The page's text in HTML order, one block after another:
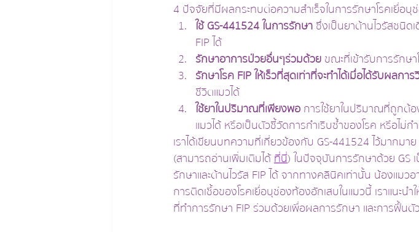
4 ปัจจัยที่มีผลกระทบต่อความสำเร็จในการรักษาโรคเยื่อบุ
ใช้ GS-441524 ในการรักษา ซึ่งเป็นยาต้านไวรัสชนิ
FIP ได้
รักษาอาการป่วยอื่นๆร่วมด้วย ขณะที่เข้ารับการรักษา
รักษาโรค FIP ให้เร็วที่สุดเท่าที่จะทำได้เมื่อได้รับผลกา
ชีวิตแมวได้
ใช้ยาในปริมาณที่เพียงพอ การใช้ยาในปริมาณที่ถูกต้อ
แมวได้ หรือเป็นตัวชี้วัดการกำเริบซ้ำของโรค หรือไม่ก
เราได้เขียนบทความที่เกี่ยวข้องกับ GS-441524 ไว้มากม
(สามารถอ่านเพิ่มเติมได้ ที่นี่) ในปัจจุบันการรักษาด้วย GS
รักษาและต้านไวรัส FIP ได้ จากทางคลินิคเท่านั้น น้องแ
การติดเชื้อของโรคเยื่อบุช่องท้องอักเสบในแมวนี้ เราแนะน
ที่ทำการรักษา FIP ร่วมด้วยเพื่อผลการรักษา และการฟื้น